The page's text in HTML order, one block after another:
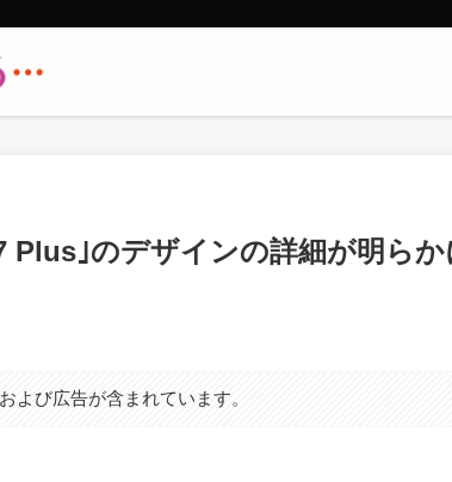
Plus｣のデザインの詳細が明ら
よび広告が含まれています。